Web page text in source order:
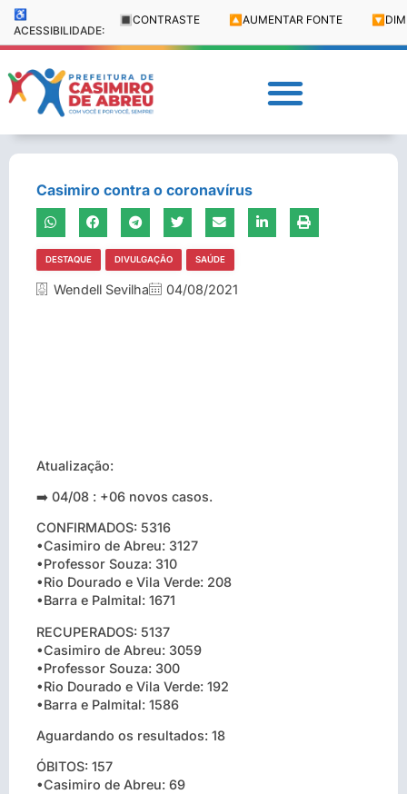
♿
ACESSIBILIDADE:
🔳 CONTRASTE 🔼 AUMENTAR FONTE 🔽
Casimiro contra o coronavírus
DESTAQUE DIVULGAÇÃO SAÚDE
Wendell Sevilha 04/08/2021
Atualização:
➡️ 04/08 : +06 novos casos.
CONFIRMADOS: 5316
•Casimiro de Abreu: 3127
•Professor Souza: 310
•Rio Dourado e Vila Verde: 208
•Barra e Palmital: 1671
RECUPERADOS: 5137
•Casimiro de Abreu: 3059
•Professor Souza: 300
•Rio Dourado e Vila Verde: 192
•Barra e Palmital: 1586
Aguardando os resultados: 18
ÓBITOS: 157
•Casimiro de Abreu: 69